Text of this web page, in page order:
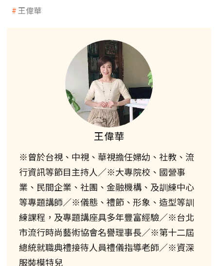
王偉華
王偉華
※曾於台視、中視、華視擔任婦幼、社教、流
行資訊等節目主持人／※大專院校、國營事
業、民間企業、社團、金融機構、及訓練中心
等專題講師／※儀態、禮節、形象、造型等訓
練課程，及專題講座具多年豐富經驗／※台北
市流行時尚藝術協會名譽理事長／※第十二屆
總統就職典禮接待人員禮儀指導老師／※資深
服裝模特兒